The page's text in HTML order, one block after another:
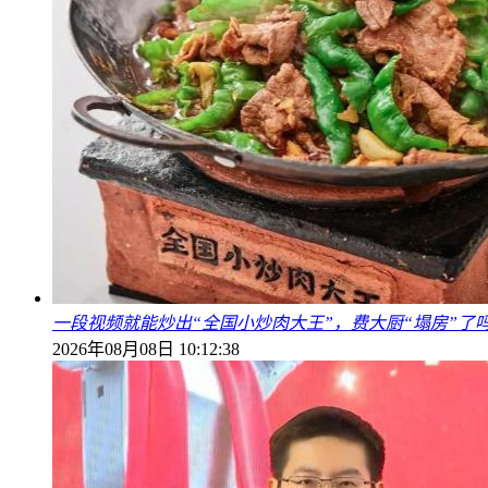
一段视频就能炒出“全国小炒肉大王”，费大厨“塌房”了
2026年08月08日 10:12:38